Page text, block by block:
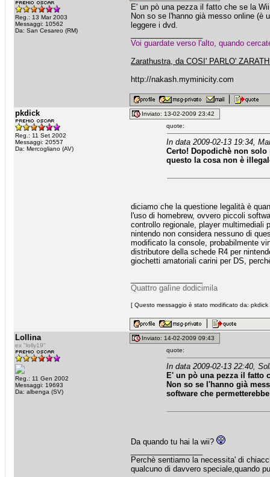
Reg.: 13 Mar 2003
Messaggi: 10562
Da: San Cesareo (RM)
E' un pò una pezza il fatto che se la
Non so se l'hanno già messo online (è
leggere i dvd.
Voi guardate verso l'alto, quando
Zarathustra, da COSI' PARLO'
http://nakash.myminicity.com
pkdick
Reg.: 11 Set 2002
Messaggi: 20557
Da: Mercogliano (AV)
Inviato: 13-02-2009 23:42
quote:
In data 2009-02-13 19:34,
Certo! Dopodichè non
questo la cosa non è
diciamo che la questione legalità è
l'uso di homebrew, ovvero piccoli
controllo regionale, player
nintendo non considera nessuno di
modificato la console, probabilmente
distributore della schede R4 per
giochetti amatoriali carini per DS,
Quattro galìne dodicimila
[ Questo messaggio è stato modificato da:
Lollina
ex "lolly19"
Reg.: 11 Gen 2002
Messaggi: 19693
Da: albenga (SV)
Inviato: 14-02-2009 09:43
quote:
In data 2009-02-13 22:40,
E' un pò una pezza il fatto
Non so se l'hanno già
software che
Da quando tu hai la wii?
Perchè sentiamo la necessita' di
qualcuno di davvero speciale,quando